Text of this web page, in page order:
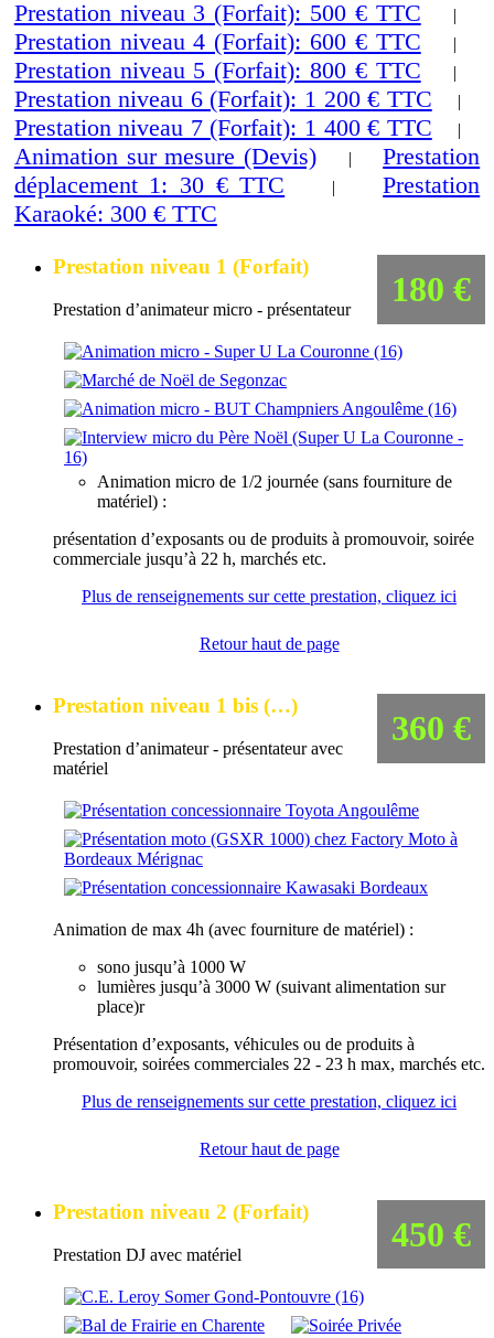
Prestation niveau 3 (Forfait): 500 € TTC
Prestation niveau 4 (Forfait): 600 € TTC
Prestation niveau 5 (Forfait): 800 € TTC
Prestation niveau 6 (Forfait): 1 200 € TTC
Prestation niveau 7 (Forfait): 1 400 € TTC
Animation sur mesure (Devis)|Prestation
déplacement 1: 30 € TTC |Prestation
Karaoké: 300 € TTC
180 €
Prestation niveau 1 (Forfait)
Prestation d’animateur micro - présentateur
Animation micro de 1/2 journée (sans fourniture de
matériel) :
présentation d’exposants ou de produits à promouvoir, soirée
commerciale jusqu’à 22 h, marchés etc.
Plus de renseignements sur cette prestation, cliquez ici
Retour haut de page
360 €
Prestation niveau 1 bis (…)
Prestation d’animateur - présentateur avec
matériel
Animation de max 4h (avec fourniture de matériel) :
sono jusqu’à 1000 W
lumières jusqu’à 3000 W (suivant alimentation sur
place)r
Présentation d’exposants, véhicules ou de produits à
promouvoir, soirées commerciales 22 - 23 h max, marchés etc.
Plus de renseignements sur cette prestation, cliquez ici
Retour haut de page
450 €
Prestation niveau 2 (Forfait)
Prestation DJ avec matériel